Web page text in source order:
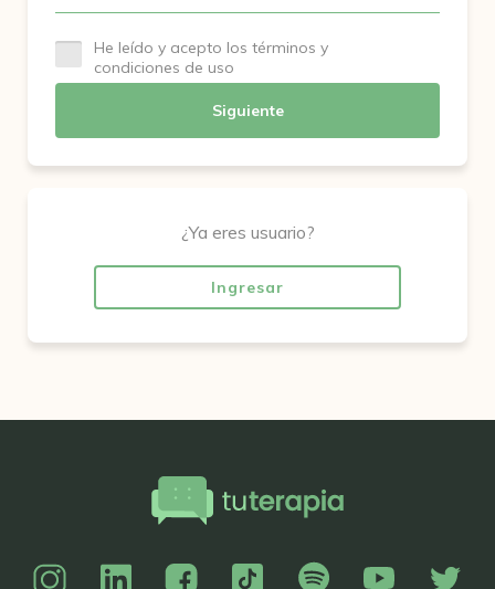
He leído y acepto los términos y
condiciones de uso
Siguiente
¿Ya eres usuario?
Ingresar